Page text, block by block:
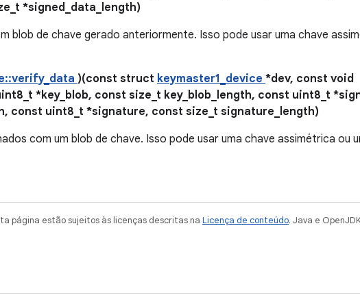
*signed_data_length)
blob de chave gerado anteriormente. Isso pode usar uma chave
)(const struct keymaster1_device *dev, const void
*key_blob, const size_t key_blob_length, const uint8_t
const uint8_t *signature, const size_t signature_length)
com um blob de chave. Isso pode usar uma chave assimétrica ou
página estão sujeitos às licenças descritas na Licença de conteúdo. Java e